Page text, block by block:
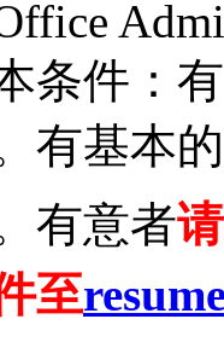
条件：
有基本
有意者
至